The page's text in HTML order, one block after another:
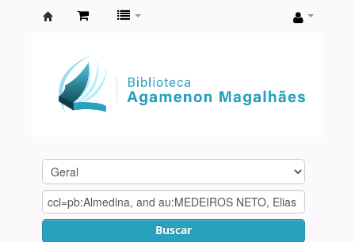
Agamenon
Magalhães
Buscar